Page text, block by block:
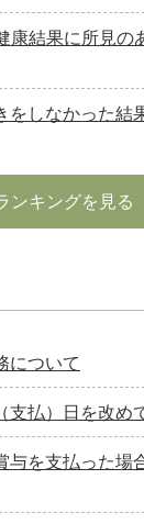
結果に所見の
をしなかった結
ンキングを見る
について
支払）日を改め
与を支払った場